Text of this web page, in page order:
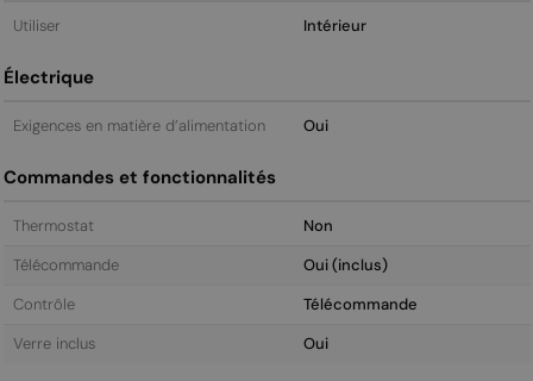
Utiliser Intérieur
Électrique
Exigences en matière d’alimentation Oui
Commandes et fonctionnalités
Thermostat
Non
Télécommande
Oui (inclus)
Contrôle
Télécommande
Verre inclus
Oui